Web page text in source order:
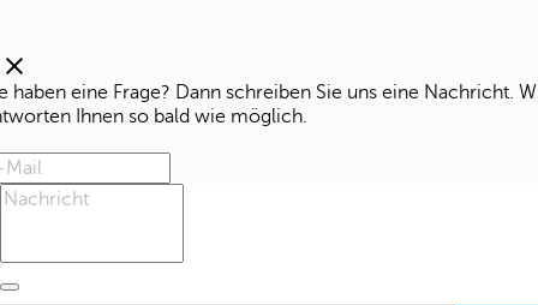
clear
haben eine Frage? Dann schreiben Sie uns eine Nachricht.
Ihnen so bald wie möglich.